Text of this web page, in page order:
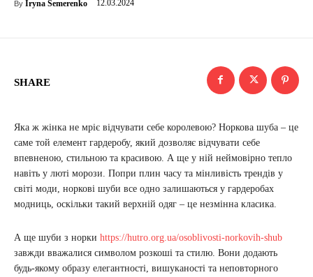
By Iryna Semerenko 12.03.2024
SHARE
Яка ж жінка не мріє відчувати себе королевою? Норкова шуба – це
саме той елемент гардеробу, який дозволяє відчувати себе
впевненою, стильною та красивою. А ще у ній неймовірно тепло
навіть у люті морози. Попри плин часу та мінливість трендів у
світі моди, норкові шуби все одно залишаються у гардеробах
модниць, оскільки такий верхній одяг – це незмінна класика.
А ще шуби з норки https://hutro.org.ua/osoblivosti-norkovih-shub
завжди вважалися символом розкоші та стилю. Вони додають
будь-якому образу елегантності, вишуканості та неповторного